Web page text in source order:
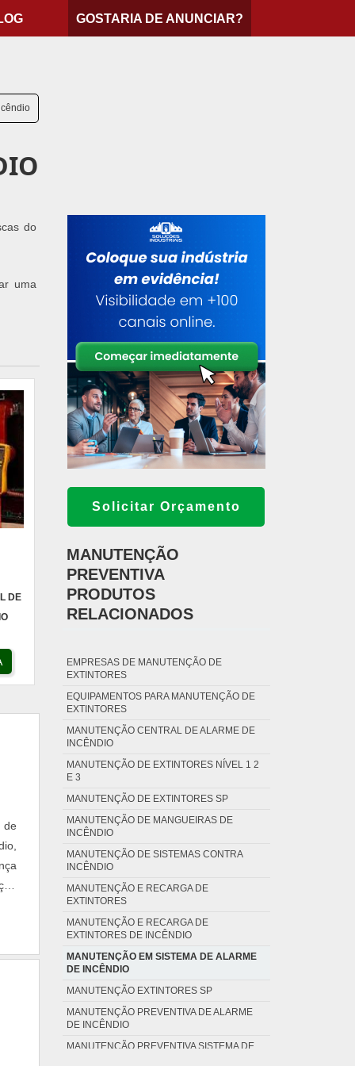
GOSTARIA DE ANUNCIAR?
do
uma
DE
de
Solicitar Orçamento
MANUTENÇÃO
PREVENTIVA
PRODUTOS
RELACIONADOS
EMPRESAS DE MANUTENÇÃO DE
EXTINTORES
EQUIPAMENTOS PARA MANUTENÇÃO DE
EXTINTORES
MANUTENÇÃO CENTRAL DE ALARME DE
INCÊNDIO
MANUTENÇÃO DE EXTINTORES NÍVEL 1 2
E 3
MANUTENÇÃO DE EXTINTORES SP
MANUTENÇÃO DE MANGUEIRAS DE
INCÊNDIO
MANUTENÇÃO DE SISTEMAS CONTRA
INCÊNDIO
MANUTENÇÃO E RECARGA DE
EXTINTORES
MANUTENÇÃO E RECARGA DE
EXTINTORES DE INCÊNDIO
MANUTENÇÃO EM SISTEMA DE ALARME
DE INCÊNDIO
MANUTENÇÃO EXTINTORES SP
MANUTENÇÃO PREVENTIVA DE ALARME
DE INCÊNDIO
MANUTENÇÃO PREVENTIVA SISTEMA DE